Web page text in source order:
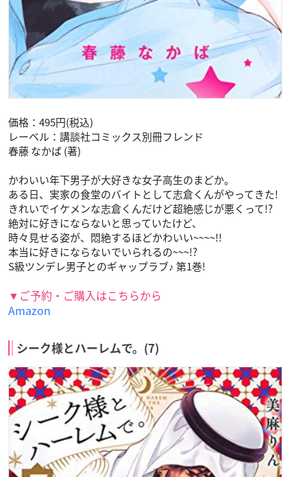
▼ご予約・ご購入はこちらから
Amazon
カワイイなんて聞いてない!!(1)